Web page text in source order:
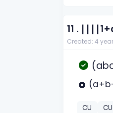
11 .
Created: 4
CU